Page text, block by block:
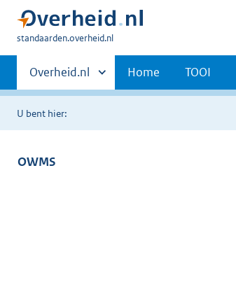
U
hier:
standaarden.overheid.nl
Primaire
navigatie
Andere
sites
binnen
Overheid.nl Home TOOI
U bent hier:
OWMS